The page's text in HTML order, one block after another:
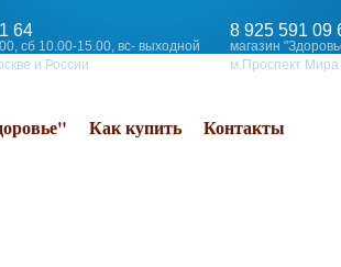
64
сб 10.00-15.00, вс- выходной
и России
8 925 591 09
магазин
м.Проспект Мира
Как купить Контакты